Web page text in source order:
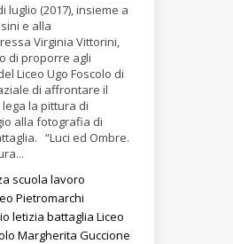
luglio (2017), insieme a
e alla
Virginia Vittorini,
di proporre agli
Liceo Ugo Foscolo di
di affrontare il
la pittura di
alla fotografia di
“Luci ed Ombre.
scuola lavoro
Pietromarchi
letizia battaglia Liceo
Margherita Guccione